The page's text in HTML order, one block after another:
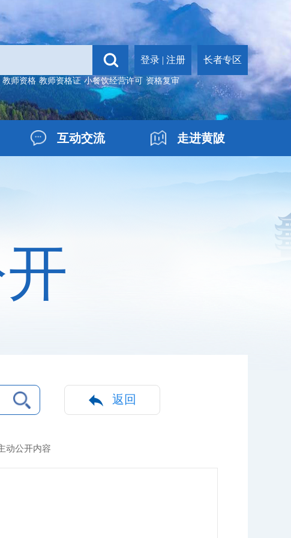
登录 | 注册 长者专区
教师资格 教师资格证 小餐饮经营许可 资格复审
互动交流 走进黄陂
返回
动公开内容